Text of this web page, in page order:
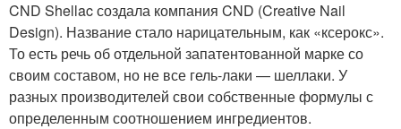
CND Shellac создала компания CND (Creative Nail
Design). Название стало нарицательным, как «ксерокс».
То есть речь об отдельной запатентованной марке со
своим составом, но не все гель-лаки — шеллаки. У
разных производителей свои собственные формулы с
определенным соотношением ингредиентов.